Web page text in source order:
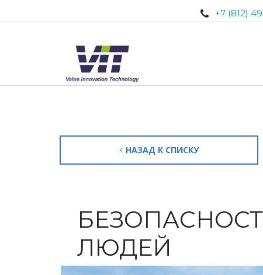
+7 (812)
НАЗАД К СПИСКУ
ЛЮДЕЙ